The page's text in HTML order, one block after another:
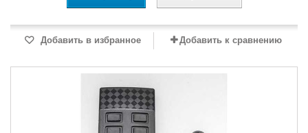
Добавить в избранное Добавить к сравнению